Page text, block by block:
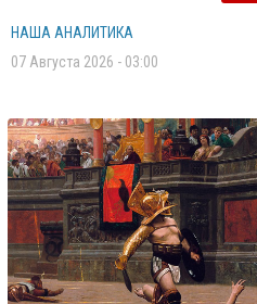
НАША АНАЛИТИКА
07 Августа 2026 - 03:00